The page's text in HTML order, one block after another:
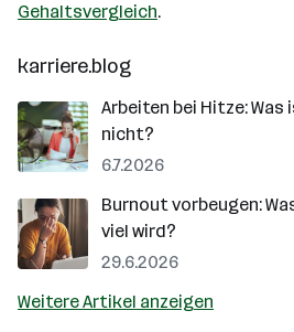
Gehaltsvergleich.
karriere.blog
Arbeiten bei Hitze:
nicht?
6.7.2026
Burnout vorbeugen:
viel wird?
29.6.2026
Weitere Artikel anzeigen